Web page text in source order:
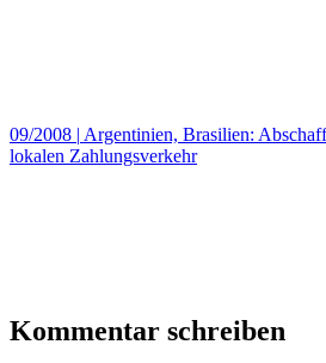
09/2008 | Argentinien, Brasilien:
lokalen Zahlungsverkehr
Kommentar schreiben